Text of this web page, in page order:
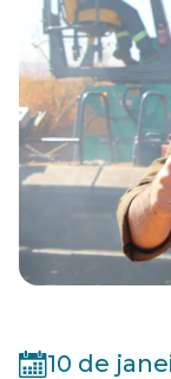
10 de